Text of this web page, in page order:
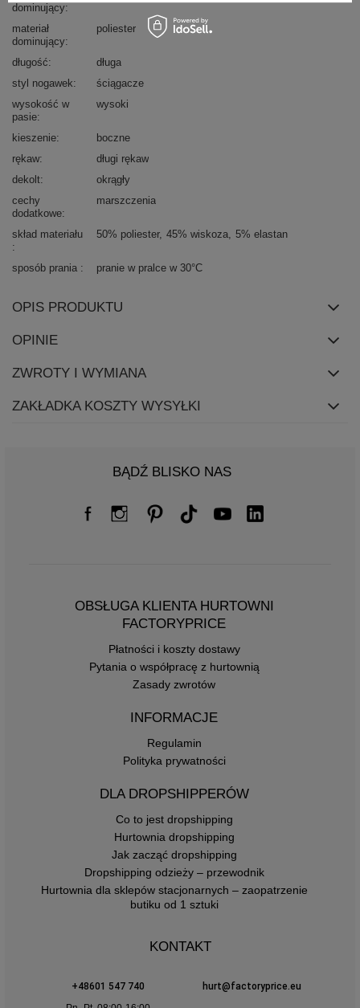
dominujący
materiał
dominujący
poliester
długość
długa
styl nogawek
ściągacze
wysokość w
pasie
wysoki
kieszenie
boczne
rękaw
długi rękaw
dekolt
okrągły
cechy
dodatkowe
marszczenia
skład materiału 50% poliester 45% wiskoza 5% elastan
sposób prania pranie w pralce w 30°C
OPIS PRODUKTU
OPINIE
ZWROTY I WYMIANA
ZAKŁADKA KOSZTY WYSYŁKI
BĄDŹ BLISKO NAS
OBSŁUGA KLIENTA HURTOWNI
FACTORYPRICE
Płatności i koszty dostawy
Pytania o współpracę z hurtownią
Zasady zwrotów
INFORMACJE
Regulamin
Polityka prywatności
DLA DROPSHIPPERÓW
Co to jest dropshipping
Hurtownia dropshipping
Jak zacząć dropshipping
Dropshipping odzieży – przewodnik
Hurtownia dla sklepów stacjonarnych – zaopatrzenie
butiku od 1 sztuki
KONTAKT
+48601 547 740
hurt@factoryprice.eu